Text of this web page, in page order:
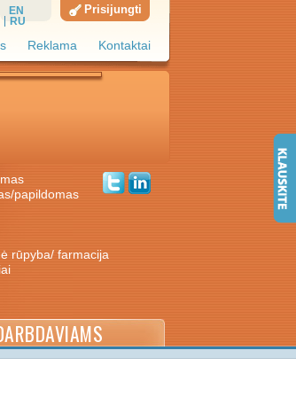
Reklama Kontaktai
EN
RU
Prisijungti
rūpyba/ farmacija